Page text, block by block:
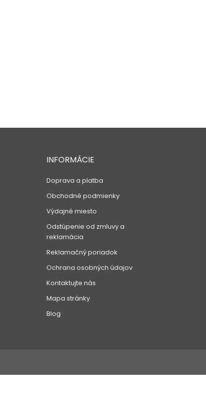
INFORMÁCIE
Doprava a platba
Obchodné podmienky
Výdajné miesto
Odstúpenie od zmluvy a
reklamácia
Reklamačný poriadok
Ochrana osobných údajov
Kontaktujte nás
Mapa stránky
Blog